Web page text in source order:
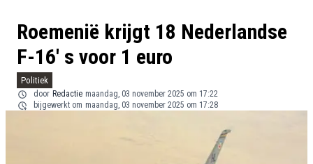
Roemenië krijgt 18 Nederlandse
F-16' s voor 1 euro
Politiek
door Redactie maandag, 03 november 2025 om 17:22
bijgewerkt om maandag, 03 november 2025 om 17:28